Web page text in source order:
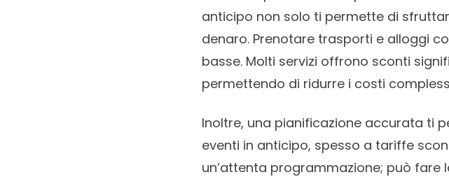
anticipo non solo ti permette di
denaro. Prenotare trasporti e alloggi
basse. Molti servizi offrono sconti
permettendo di ridurre i costi
Inoltre, una pianificazione accurata ti
eventi in anticipo, spesso a tariffe
un’attenta programmazione; può